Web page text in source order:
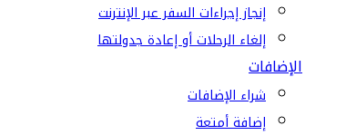
إنجاز إجراءات السفر عبر الإنترنت
إلغاء الرحلات أو إعادة جدولتها
الإضافات
شراء الإضافات
إضافة أمتعة